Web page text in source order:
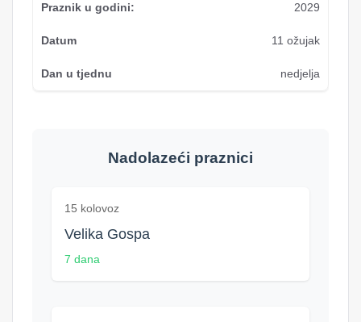
2029
11 ožujak
nedjelja
Nadolazeći praznici
15 kolovoz
Velika Gospa
7 dana